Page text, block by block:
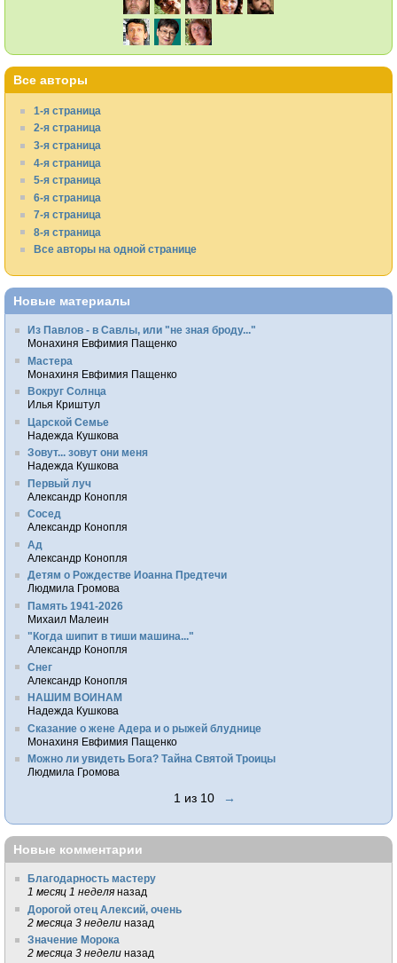
Все авторы
1-я страница
2-я страница
3-я страница
4-я страница
5-я страница
6-я страница
7-я страница
8-я страница
Все авторы на одной странице
Новые материалы
Из Павлов - в Савлы, или "не зная броду..."
Монахиня Евфимия Пащенко
Мастера
Монахиня Евфимия Пащенко
Вокруг Солнца
Илья Криштул
Царской Семье
Надежда Кушкова
Зовут... зовут они меня
Надежда Кушкова
Первый луч
Александр Конопля
Сосед
Александр Конопля
Ад
Александр Конопля
Детям о Рождестве Иоанна Предтечи
Людмила Громова
Память 1941-2026
Михаил Малеин
"Когда шипит в тиши машина..."
Александр Конопля
Снег
Александр Конопля
НАШИМ ВОИНАМ
Надежда Кушкова
Сказание о жене Адера и о рыжей блуднице
Монахиня Евфимия Пащенко
Можно ли увидеть Бога? Тайна Святой Троицы
Людмила Громова
1 из 10 →
Новые комментарии
Благодарность мастеру
1 месяц 1 неделя назад
Дорогой отец Алексий, очень
2 месяца 3 недели назад
Значение Морока
2 месяца 3 недели назад